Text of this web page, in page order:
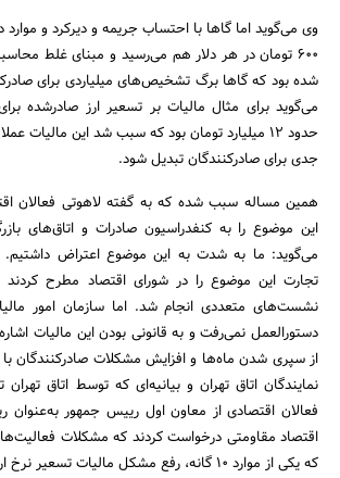
وی می‌‌گوید اما گاها با احتساب جریمه و دیرکرد و موارد
600 تومان در هر دلار هم می‌رسید و مبنای غلط
شده بود که گاها برگ تشخیص‌های میلیاردی برای
می‌گوید برای مثال مالیات بر تسعیر ارز صادرشده
حدود 12 میلیارد تومان بود که سبب شد این
جدی برای صادرکنندگان تبدیل شود.
همین مساله سبب شده که به گفته لاهوتی فعالان
این موضوع را به کنفدراسیون صادرات و اتاق‌های
می‌گوید: ما به شدت به این موضوع اعتراض
تجارت این موضوع را در شورای اقتصاد مطرح
نشست‌های متعددی انجام شد. اما سازمان امور
دستورالعمل نمی‌رفت و به قانونی بودن این مالیات
از سپری شدن ماه‌ها و افزایش مشکلات صادرکنندگان
فعالان اقتصادی از معاون اول رییس جمهور به‌عنوان
اقتصاد مقاومتی درخواست کردند که مشکلات
که یکی از موارد‌ 10 گانه‌، ‌رفع مشکل مالیات تسعیر نرخ ارز بود.